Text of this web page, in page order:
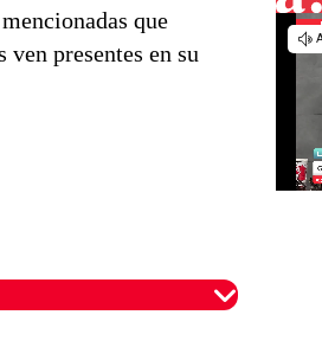
que
presentes en su